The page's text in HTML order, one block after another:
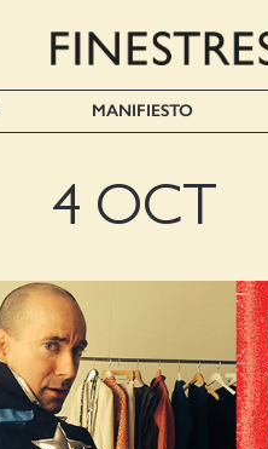
MANIFIESTO
4 OCT